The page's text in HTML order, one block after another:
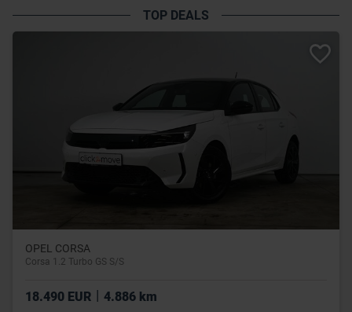
TOP DEALS
OPEL CORSA
Corsa 1.2 Turbo GS S/S
18.490 EUR 4.886 km